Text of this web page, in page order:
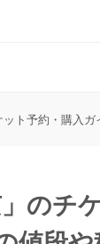
ト予約・購入
のチ